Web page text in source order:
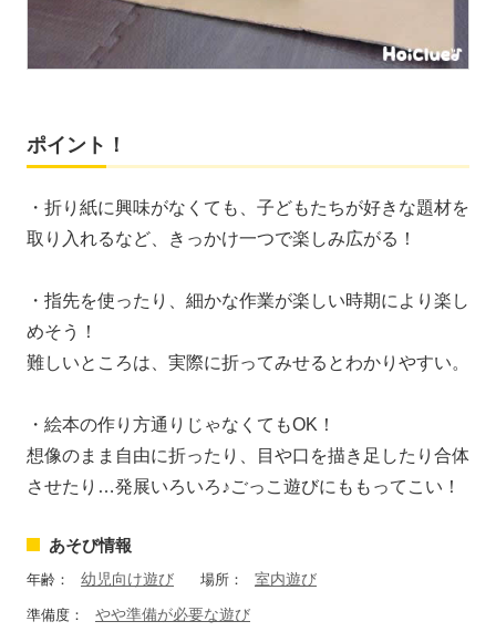
ポイント！
・折り紙に興味がなくても、子どもたちが好きな題材を
取り入れるなど、きっかけ一つで楽しみ広がる！
・指先を使ったり、細かな作業が楽しい時期により楽し
めそう！
難しいところは、実際に折ってみせるとわかりやすい。
・絵本の作り方通りじゃなくてもOK！
想像のまま自由に折ったり、目や口を描き足したり合体
させたり…発展いろいろ♪ごっこ遊びにももってこい！
あそび情報
年齢： 幼児向け遊び 場所： 室内遊び
準備度： やや準備が必要な遊び